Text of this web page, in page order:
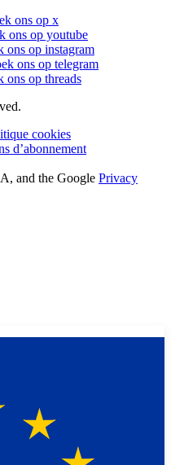
ons op x
ons op youtube
ons op instagram
ons op telegram
ons op threads
cookies
d’abonnement
and the Google Privacy